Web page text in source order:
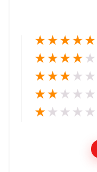
★★★★★
★★★★ ★
★★★ ★ ★
★★ ★ ★ ★
★ ★ ★ ★ ★